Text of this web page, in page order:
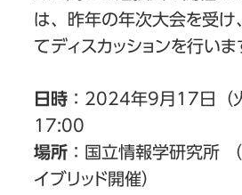
は、昨年の年次大会を受け
てディスカッションを行いま
日時 ：2024年9月17日（
17:00
場所 ：国立情報学研究所
イブリッド開催）